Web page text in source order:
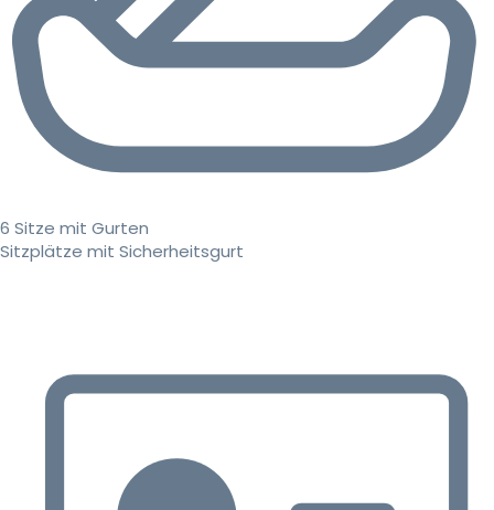
6 Sitze mit Gurten
Sitzplätze mit Sicherheitsgurt